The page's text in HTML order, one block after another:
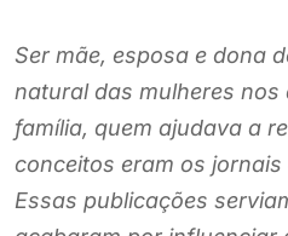
Ser mãe, esposa e dona
natural das mulheres nos
família, quem ajudava a
conceitos eram os
Essas publicações